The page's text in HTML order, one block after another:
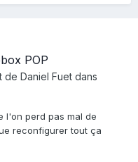
POP
de Daniel Fuet dans
l'on perd pas mal de
reconfigurer tout ça